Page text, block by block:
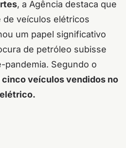
, a Agência destaca que
veículos elétricos
um papel significativo
de petróleo subisse
pandemia. Segundo o
cinco veículos vendidos no